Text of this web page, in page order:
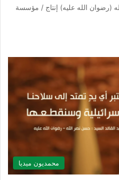
(رضوان الله عليه) إنتاج / مؤسسة
محمديون ميديا